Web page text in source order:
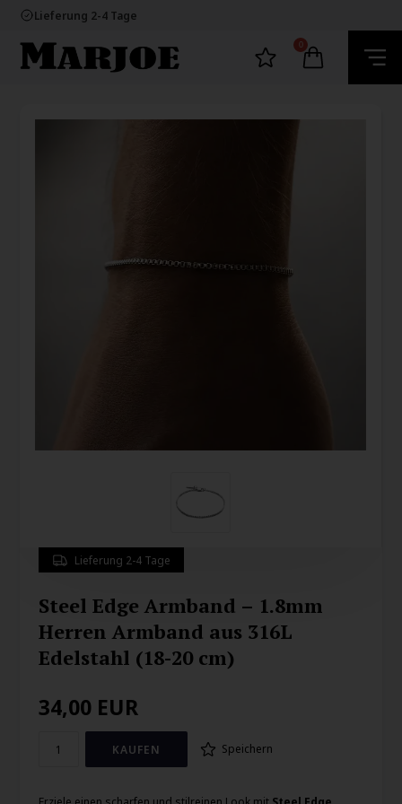
Lieferung 2-4 Tage
E-mark webshop
100% nikkelfrei schmuck
Lieferung 2-4 Tage
0
Lieferung 2-4 Tage
Steel Edge Armband – 1.8mm
Herren Armband aus 316L
Edelstahl (18-20 cm)
34,00 EUR
Speichern